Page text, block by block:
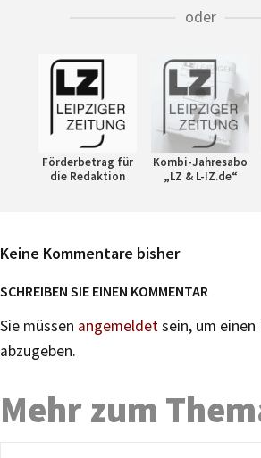
oder
Förderbetrag für
die Redaktion
Kombi-Jahresabo
„LZ & L-IZ.de“
Keine Kommentare bisher
SCHREIBEN SIE EINEN KOMMENTAR
Sie müssen angemeldetsein, um
abzugeben.
Mehr zum